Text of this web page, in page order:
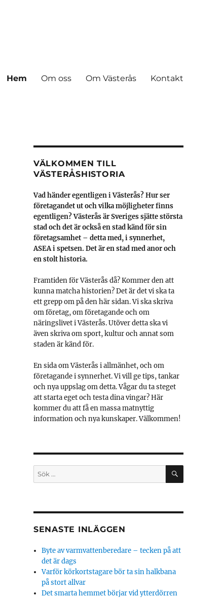
Hem Om oss Om Västerås Kontakt
VÄLKOMMEN TILL
VÄSTERÅSHISTORIA
Vad händer egentligen i Västerås? Hur ser
företagandet ut och vilka möjligheter finns
egentligen? Västerås är Sveriges sjätte största
stad och det är också en stad känd för sin
företagsamhet – detta med, i synnerhet,
ASEA i spetsen. Det är en stad med anor och
en stolt historia.
Framtiden för Västerås då? Kommer den att
kunna matcha historien? Det är det vi ska ta
ett grepp om på den här sidan. Vi ska skriva
om företag, om företagande och om
näringslivet i Västerås. Utöver detta ska vi
även skriva om sport, kultur och annat som
staden är känd för.
En sida om Västerås i allmänhet, och om
företagande i synnerhet. Vi vill ge tips, tankar
och nya uppslag om detta. Vågar du ta steget
att starta eget och testa dina vingar? Här
kommer du att få en massa matnyttig
information och nya kunskaper. Välkommen!
Sök
efter:
SÖK
SENASTE INLÄGGEN
Byte av varmvattenberedare – tecken på att
det är dags
Varför körkortstagare bör ta sin halkbana
på stort allvar
Det smarta hemmet börjar vid ytterdörren